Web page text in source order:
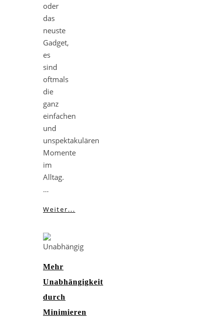
oder
das
neuste
Gadget,
es
sind
oftmals
die
ganz
einfachen
und
unspektakulären
Momente
im
Alltag.
…
Weiter...
Mehr
Unabhängigkeit
durch
Minimieren